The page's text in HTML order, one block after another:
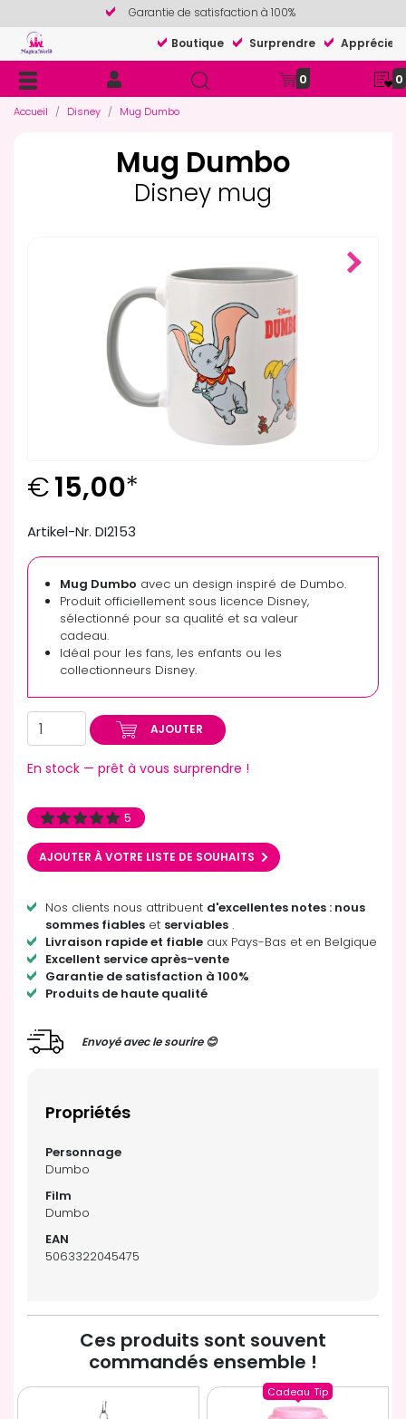
Garantie de satisfaction à 100%
Boutique
Surprendre Apprécier
0 0
Accueil Disney Mug Dumbo
Mug Dumbo
Disney mug
€15,00*
Artikel-Nr. DI2153
Mug Dumbo avec un design inspiré de Dumbo.
Produit officiellement sous licence Disney,
sélectionné pour sa qualité et sa valeur
cadeau.
Idéal pour les fans, les enfants ou les
collectionneurs Disney.
AJOUTER
En stock — prêt à vous surprendre !
5
AJOUTER À VOTRE LISTE DE SOUHAITS
Nos clients nous attribuent d'excellentes notes : nous
sommes fiables et serviables .
Livraison rapide et fiable aux Pays-Bas et en Belgique
Excellent service après-vente
Garantie de satisfaction à 100%
Produits de haute qualité
Envoyé avec le sourire 😊
Propriétés
Dumbo
Dumbo
5063322045475
Ces produits sont souvent
commandés ensemble !
Cadeau Tip